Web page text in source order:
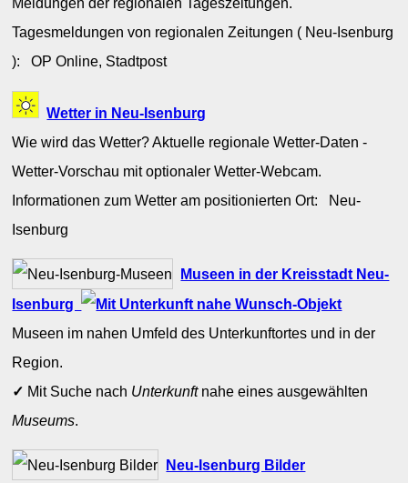
Tagesmeldungen von regionalen Zeitungen ( Neu-Isenburg
): OP Online, Stadtpost
Wetter in Neu-Isenburg
Wie wird das Wetter? Aktuelle regionale Wetter-Daten -
Wetter-Vorschau mit optionaler Wetter-Webcam.
Informationen zum Wetter am positionierten Ort: Neu-
Isenburg
Museen in der Kreisstadt Neu-
Isenburg
Museen im nahen Umfeld des Unterkunftortes und in der
Region.
✓ Mit Suche nach Unterkunftnahe eines ausgewählten
Museums.
Neu-Isenburg Bilder